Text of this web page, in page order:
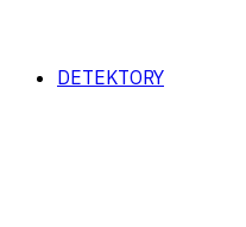
DETEKTORY